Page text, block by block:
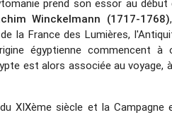
prend son essor au
Winckelmann (1717-1768)
la France des Lumières,
égyptienne commencent à
est alors associée au voyage,
XIXème siècle et la Campagne